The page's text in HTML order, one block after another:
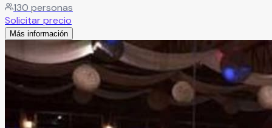
en su mejor opción en la ciudad de Querétaro.
130 personas
Solicitar precio
Más información